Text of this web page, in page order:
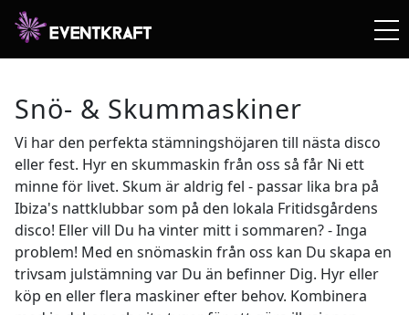
Snö- & Skummaskiner
Vi har den perfekta stämningshöjaren till nästa disco
eller fest. Hyr en skummaskin från oss så får Ni ett
minne för livet. Skum är aldrig fel - passar lika bra på
Ibiza's nattklubbar som på den lokala Fritidsgårdens
disco! Eller vill Du ha vinter mitt i sommaren? - Inga
problem! Med en snömaskin från oss kan Du skapa en
trivsam julstämning var Du än befinner Dig. Hyr eller
köp en eller flera maskiner efter behov. Kombinera